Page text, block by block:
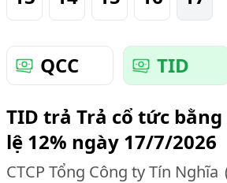
QCC TID
TID trả Trả cổ tức
lệ 12% ngày 17/7/2026
CTCP Tổng Công ty Tín Nghĩa